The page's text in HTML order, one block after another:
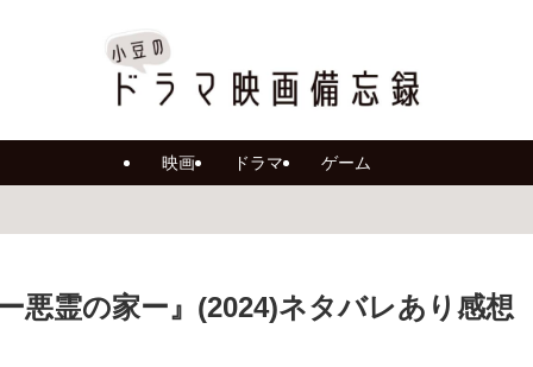
映画 ドラマ ゲーム
悪霊の家ー』(2024)ネタバレあり感想